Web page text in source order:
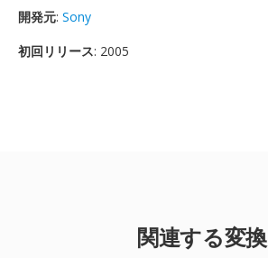
開発元: Sony
初回リリース: 2005
関連する変換